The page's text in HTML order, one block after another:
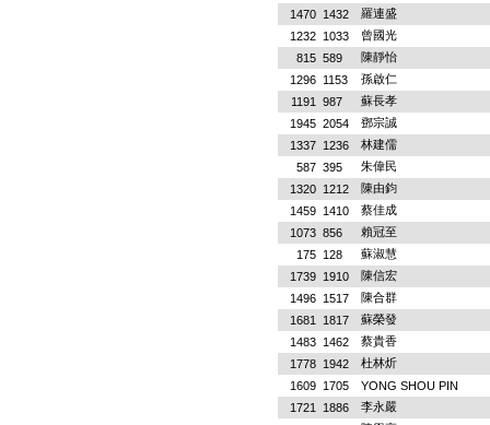
1470
1432
羅連盛
1232
1033
曾國光
815 589
陳靜怡
1296
1153
孫啟仁
1191
987
蘇長孝
1945 2054
鄧宗誠
1337
1236
林建儒
587 395
朱偉民
1320
1212
陳由鈞
1459
1410
蔡佳成
1073 856
賴冠至
175
128
蘇淑慧
1739
1910
陳信宏
1496
1517
陳合群
1681
1817
蘇榮發
1483
1462
蔡貴香
1778
1942
杜林炘
1609
1705
YONG SHOU PIN
1721
1886
李永嚴